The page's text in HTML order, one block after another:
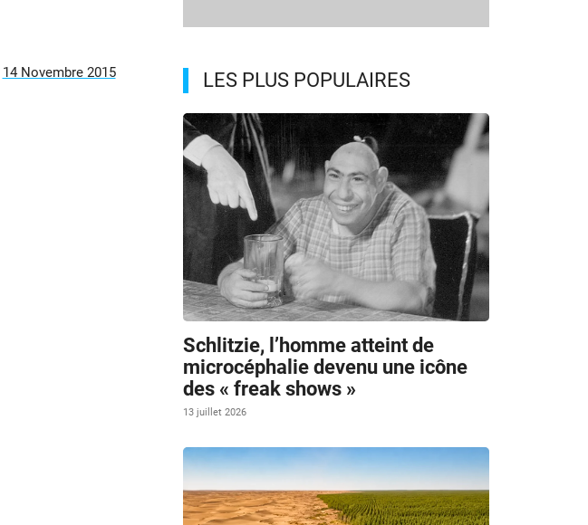
14 Novembre 2015 LES PLUS POPULAIRES
Schlitzie, l’homme atteint de
microcéphalie devenu une icône
des « freak shows »
13 juillet 2026